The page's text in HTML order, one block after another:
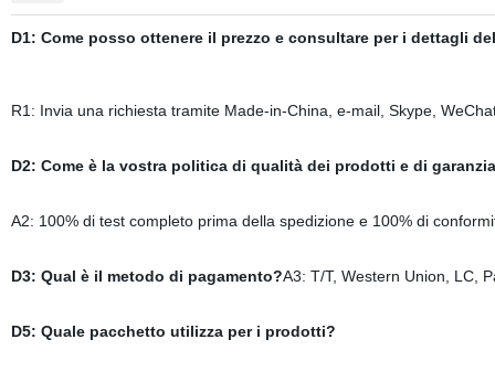
D1: Come posso ottenere il prezzo e consultare per i dettagli
R1: Invia una richiesta tramite Made-in-China, e-mail, Skype,
D2: Come è la vostra politica di qualità dei prodotti e di
A2: 100% di test completo prima della spedizione e 100% di
D3: Qual è il metodo di pagamento?A3: T/T, Western Union, LC,
D5: Quale pacchetto utilizza per i prodotti?